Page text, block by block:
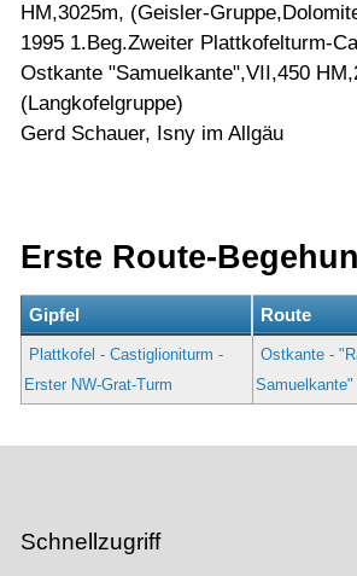
HM,3025m, (Geisler-
1995 1.Beg.Zweiter Plattkofelturm-
Ostkante "Samuelkante",VII,450
(Langkofelgruppe)
Gerd Schauer, Isny im Allgäu
Erste Route-
Gipfel Route
Plattkofel - Castiglioniturm -
Erster NW-Grat-Turm
Ostkante -
Samuelkante"
Schnellzugriff